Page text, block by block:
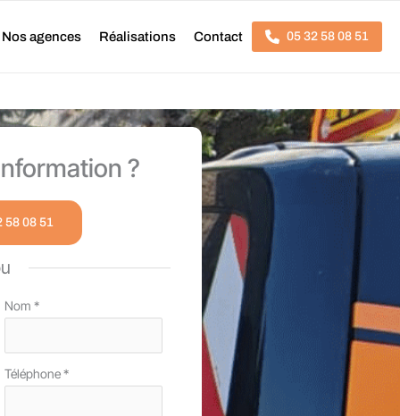
Nos agences Réalisations Contact 05 32 58 08 51
?
58 08 51
Nom *
Téléphone*